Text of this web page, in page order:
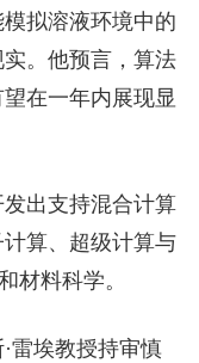
拟溶液环境中的
。他预言，算法
在一年内展现显
出支持混合计算
算、超级计算与
材料科学。
雷埃教授持审慎